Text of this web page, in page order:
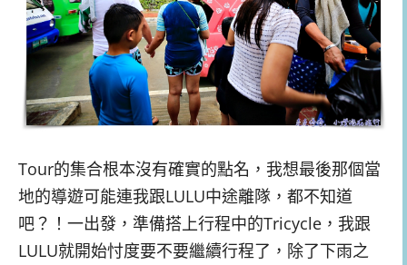
Tour的集合根本沒有確實的點名，我想最後那個當
地的導遊可能連我跟LULU中途離隊，都不知道
吧？！一出發，準備搭上行程中的Tricycle，我跟
LULU就開始忖度要不要繼續行程了，除了下雨之